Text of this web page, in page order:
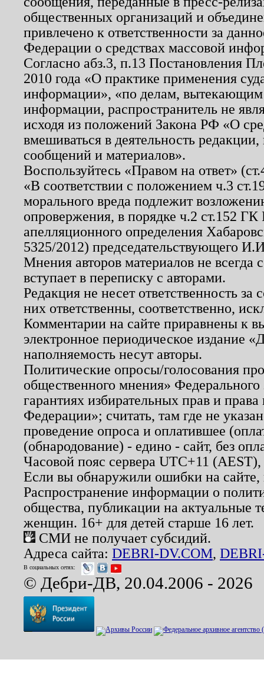
общественных организаций и
привлечено к ответственности за
Федерации о средствах массовой
Согласно абз.3, п.13 Постановления
2010 года «О практике применения
информации», «по делам, вытекающим
информации, распространитель не
исходя из положений Закона РФ «О
вмешиваться в деятельность
сообщений и материалов».
Воспользуйтесь «Правом на ответ»
«В соответствии с положением ч.3
морального вреда подлежит
опровержения, в порядке ч.2 ст.152
апелляционного определения
5325/2012) председательствующего
Мнения авторов материалов не
вступает в переписку с авторами.
Редакция не несет ответственность
них ответственны, соответственно,
Комментарии на сайте приравнены к
электронное периодическое издание
наполняемость несут авторы.
Политические опросы/голосования
общественного мнения»
гарантиях избирательных прав и
Федерации»; считать, там где не
проведение опроса и оплатившее
(обнародование) - едино - сайт, без
Часовой пояс сервера UTC+11
Если вы обнаружили ошибки на
Распространение информации о
общества, публикации на актуальные
женщин. 16+ для детей старше 16 лет.
СМИ не получает субсидий.
Адреса сайта: DEBRI-DV.COM,
В социальных сетях:
© Дебри-ДВ, 20.04.2006 - 2026